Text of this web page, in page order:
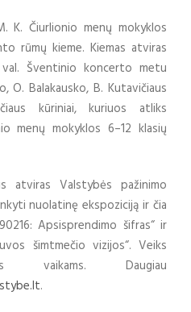
K. Čiurlionio menų mokyklos
rūmų kieme. Kiemas atviras
Šventinio koncerto metu
O. Balakausko, B. Kutavičiaus
kūriniai, kuriuos atliks
menų mokyklos 6–12 klasių
atviras Valstybės pažinimo
nuolatinę ekspoziciją ir čia
Apsisprendimo šifras“ ir
šimtmečio vizijos“. Veiks
vaikams. Daugiau
.